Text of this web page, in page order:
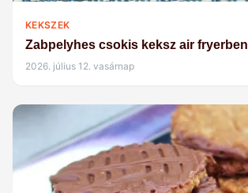
KEKSZEK
Zabpelyhes csokis keksz air fryerben
2026. július 12. vasárnap